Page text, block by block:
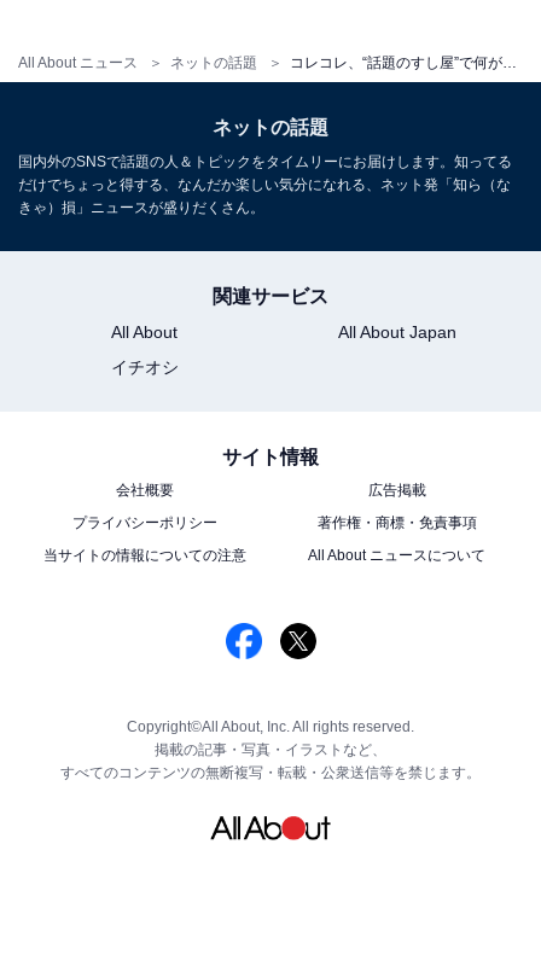
All About ニュース ネットの話題
ネットの話題
国内外のSNSで話題の人＆トピックをタイムリーにお届けします。知ってる
だけでちょっと得する、なんだか楽しい気分になれる、ネット発「知ら（な
きゃ）損」ニュースが盛りだくさん。
関連サービス
All About
All About Japan
イチオシ
サイト情報
会社概要
広告掲載
プライバシーポリシー
著作権・商標・免責事項
当サイトの情報についての注意
All About ニュースについて
Copyright©All About, Inc. All rights reserved.
掲載の記事・写真・イラストなど、
すべてのコンテンツの無断複写・転載・公衆送信等を禁じます。